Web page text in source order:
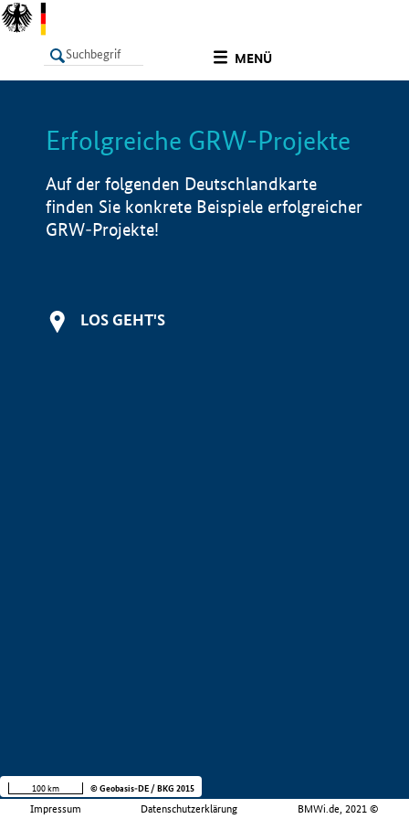
MENÜ
LISTE Info
Erfolgreiche GRW-Projekte
Auf der folgenden Deutschlandkarte
finden Sie konkrete Beispiele erfolgreicher
GRW-Projekte!
LOS GEHT'S
Impressum Datenschutzerklärung BMWi.de, 2021 ©
100 km © Geobasis-DE / BKG 2015